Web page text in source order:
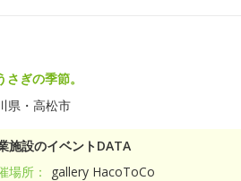
さぎの季節。
県・高松市
施設のイベントDATA
場所：
gallery HacoToCo